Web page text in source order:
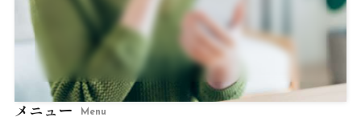
メニュー Menu